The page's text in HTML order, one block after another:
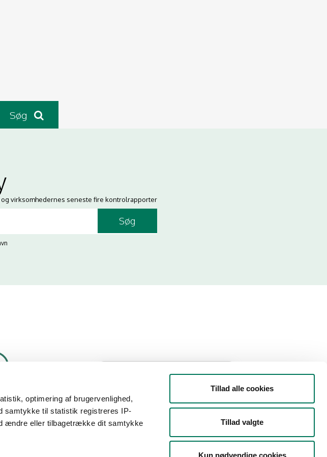
optimering af brugervenlighed,
samtykke til statistik registreres IP-
ændre eller tilbagetrække dit samtykke
Tillad alle cookies
Tillad valgte
Kun nødvendige cookies
Søg
virksomhedernes seneste fire kontrolrapporter
Søg
Filtrer din søgning
Smiley